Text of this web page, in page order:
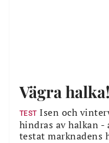
Vägra
TEST Isen och
hindras av halkan -
testat marknadens